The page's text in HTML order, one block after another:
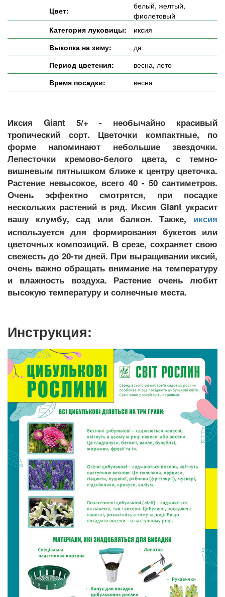
Цвет:
белый, желтый,
фиолетовый
Категория луковицы:
иксия
Выкопка на зиму:
да
Период цветения:
весна, лето
Время посадки:
весна
Иксия Giant 5/+ - необычайно красивый
тропический сорт. Цветочки компактные, по
форме напоминают небольшие звездочки.
Лепесточки кремово-белого цвета, с темно-
вишневым пятнышком ближе к центру цветочка.
Растение невысокое, всего 40 - 50 сантиметров.
Очень эффектно смотрятся, при посадке
нескольких растений в ряд. Иксия Giant украсит
вашу клумбу, сад или балкон. Также,
иксия
используется для формирования букетов или
цветочных композиций. В срезе, сохраняет свою
свежесть до 20-ти дней. При выращивании иксий,
очень важно обращать внимание на температуру
и влажность воздуха. Растение очень любит
высокую температуру и солнечные места.
Инструкция: